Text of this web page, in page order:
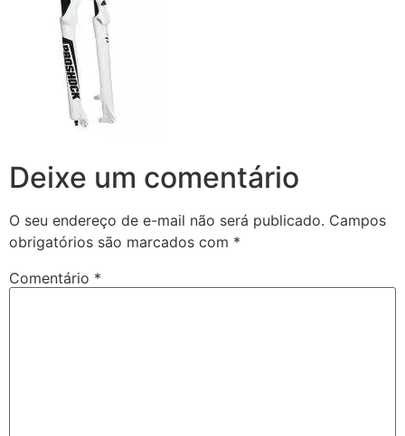
Deixe um comentário
O seu endereço de e-mail não será publicado. Campos
obrigatórios são marcados com *
Comentário *